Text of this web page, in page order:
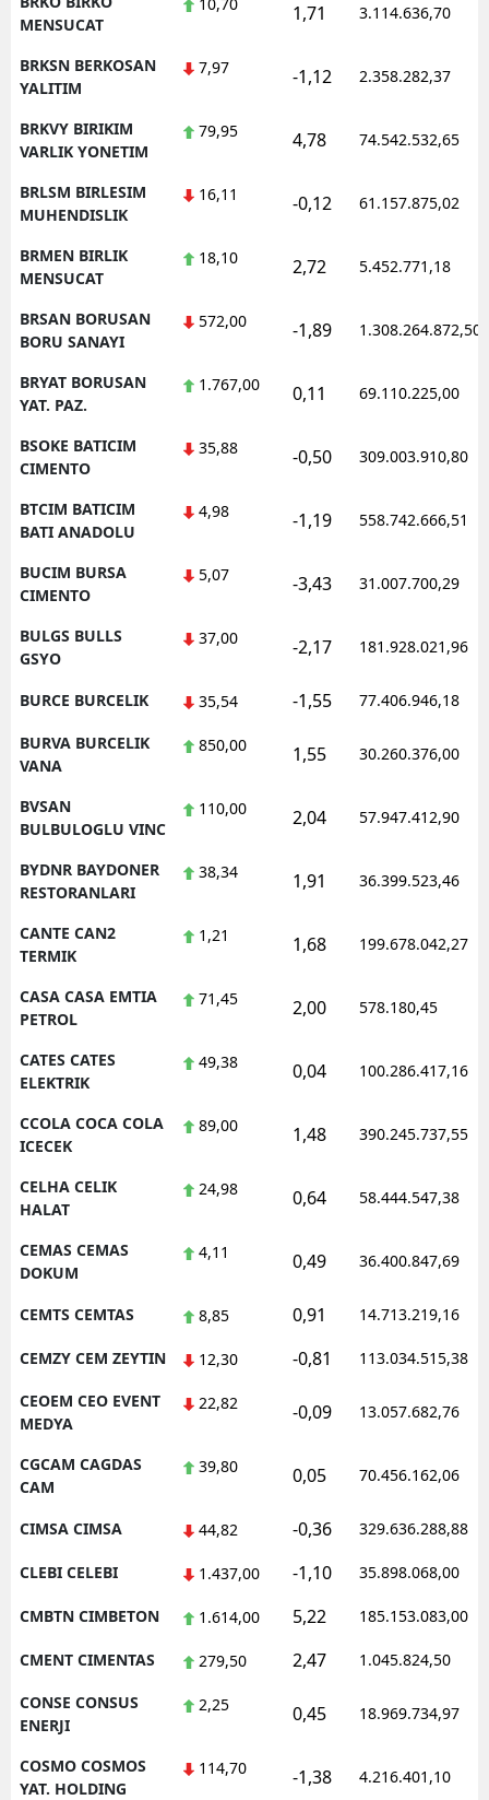
MENSUCAT
1,71 3.114.636,70
BRKSN BERKOSAN
YALITIM
7,97 -1,12 2.358.282,37
BRKVY BIRIKIM
VARLIK YONETIM
79,95 4,78 74.542.532,65
BRLSM BIRLESIM
MUHENDISLIK
16,11 -0,12 61.157.875,02
BRMEN BIRLIK
MENSUCAT
18,10 2,72 5.452.771,18
BRSAN BORUSAN
BORU SANAYI
572,00 -1,89 1.308.264.872,50
BRYAT BORUSAN
YAT. PAZ.
1.767,00 0,11 69.110.225,00
BSOKE BATICIM
CIMENTO
35,88 -0,50 309.003.910,80
BTCIM BATICIM
BATI ANADOLU
4,98 -1,19 558.742.666,51
BUCIM BURSA
CIMENTO
5,07 -3,43 31.007.700,29
BULGS BULLS
GSYO
37,00 -2,17 181.928.021,96
BURCE BURCELIK 35,54 -1,55 77.406.946,18
BURVA BURCELIK
VANA
850,00 1,55 30.260.376,00
BVSAN
BULBULOGLU VINC
110,00 2,04 57.947.412,90
BYDNR BAYDONER
RESTORANLARI
38,34 1,91 36.399.523,46
CANTE CAN2
TERMIK
1,21 1,68 199.678.042,27
CASA CASA EMTIA
PETROL
71,45 2,00 578.180,45
CATES CATES
ELEKTRIK
49,38 0,04 100.286.417,16
CCOLA COCA COLA
ICECEK
89,00 1,48 390.245.737,55
CELHA CELIK
HALAT
24,98 0,64 58.444.547,38
CEMAS CEMAS
DOKUM
4,11 0,49 36.400.847,69
CEMTS CEMTAS 8,85 0,91 14.713.219,16
CEMZY CEM ZEYTIN 12,30 -0,81 113.034.515,38
CEOEM CEO EVENT
MEDYA
22,82 -0,09 13.057.682,76
CGCAM CAGDAS
CAM
39,80 0,05 70.456.162,06
CIMSA CIMSA 44,82 -0,36 329.636.288,88
CLEBI CELEBI 1.437,00 -1,10 35.898.068,00
CMBTN CIMBETON 1.614,00 5,22 185.153.083,00
CMENT CIMENTAS 279,50 2,47 1.045.824,50
CONSE CONSUS
ENERJI
2,25 0,45 18.969.734,97
COSMO COSMOS
YAT. HOLDING
114,70 -1,38 4.216.401,10